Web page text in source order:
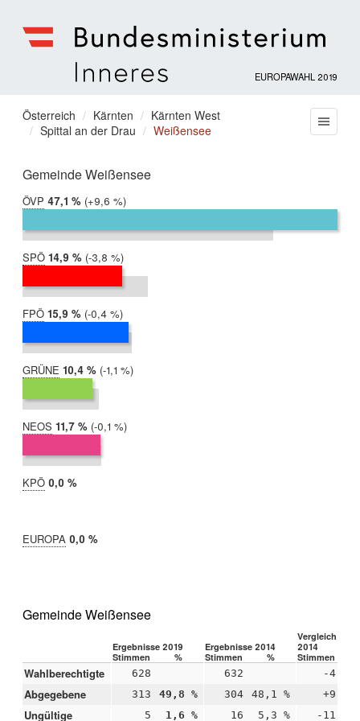
für
Inneres
EUROPAWAHL 2019
Sie
befinden
hier:
Österreich Kärnten
Kärnten West
Spittal an der Drau
Weißensee
Gemeinde Weißensee
ÖVP 2019:
47,1 %
2014:
37,5 %
Differenz:
+9,6 %
SPÖ 2019:
14,9 %
2014:
18,8 %
Differenz:
-3,8 %
FPÖ 2019:
15,9 %
2014:
16,3 %
Differenz:
-0,4 %
GRÜNE 2019:
10,4 %
2014:
11,5 %
Differenz:
-1,1 %
NEOS 2019:
11,7 %
2014:
11,8 %
Differenz:
-0,1 %
KPÖ 2019:
0,0 %
EUROPA 2019:
0,0 %
Gemeinde Weißensee
Ergebnisse 2019 Ergebnisse 2014
Vergleich
2014
Stimmen
% Stimmen % Stimmen
Wahlberechtigte 628 632 -4
Abgegebene 313 49,8 % 304 48,1 % +9
Ungültige 5 1,6 % 16 5,3 % -11